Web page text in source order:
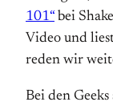
101“ bei
Video und
reden wir
Bei den